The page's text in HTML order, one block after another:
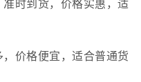
时到货，价格实惠，适
价格便宜，适合普通货